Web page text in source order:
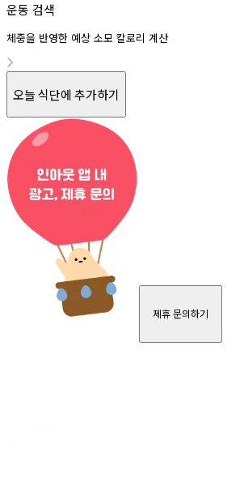
운동 검색
체중을 반영한 예상 소모 칼로리 계산
오늘 식단에 추가하기
제휴 문의하기